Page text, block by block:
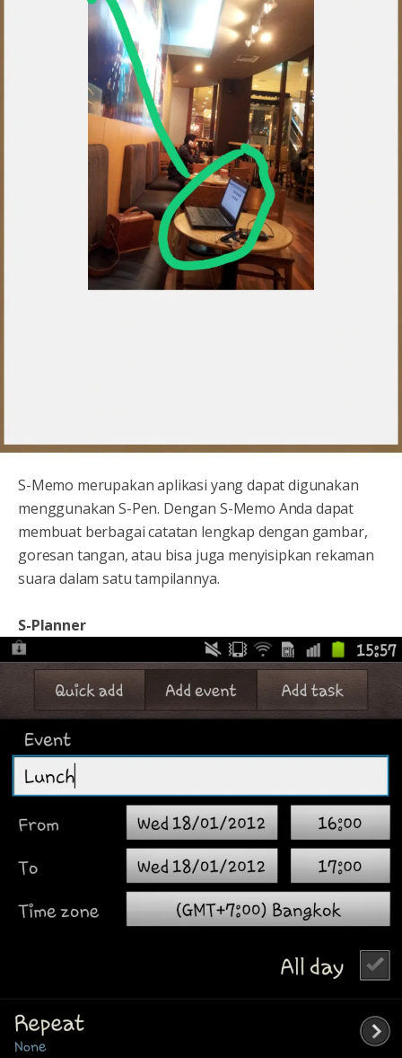
S-Memo merupakan aplikasi yang dapat digunakan
menggunakan S-Pen. Dengan S-Memo Anda dapat
membuat berbagai catatan lengkap dengan gambar,
goresan tangan, atau bisa juga menyisipkan rekaman
suara dalam satu tampilannya.
S-Planner